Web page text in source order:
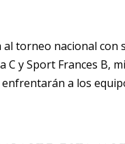
torneo nacional con
C y Sport Frances B,
a los